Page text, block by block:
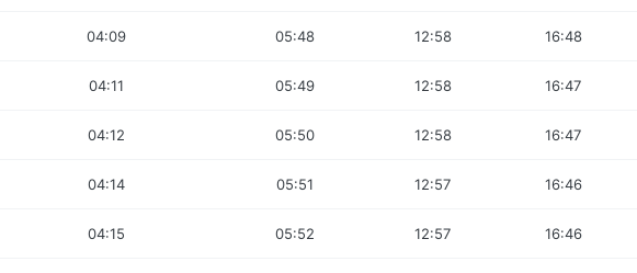
04:09 05:48 12:58 16:48
04:11 05:49 12:58 16:47
04:12 05:50 12:58 16:47
04:14 05:51 12:57 16:46
04:15 05:52 12:57 16:46